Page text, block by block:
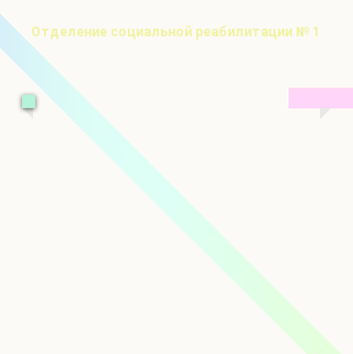
Отделение социальной реабилитации № 1